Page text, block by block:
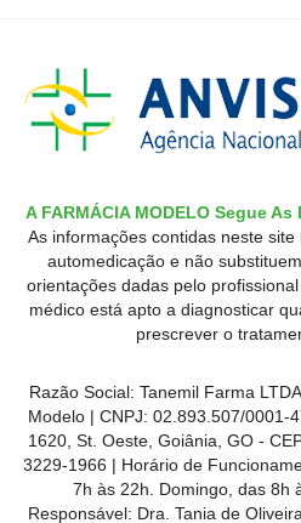
A FARMÁCIA MODELO Segue
As informações contidas neste
automedicação e não
orientações dadas pelo
médico está apto a diagnosticar
prescrever o
Razão Social: Tanemil Farma
Modelo | CNPJ: 02.893.507/0001-
1620, St. Oeste, Goiânia, GO -
3229-1966 | Horário de
7h às 22h. Domingo, das 8h
Responsável: Dra. Tania de